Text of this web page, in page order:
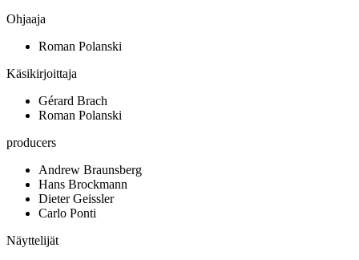
Ohjaaja
Roman Polanski
Käsikirjoittaja
Gérard Brach
Roman Polanski
producers
Andrew Braunsberg
Hans Brockmann
Dieter Geissler
Carlo Ponti
Näyttelijät